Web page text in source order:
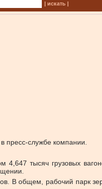
| искать |
пресс-службе компании.
тысяч грузовых
В общем, рабочий парк